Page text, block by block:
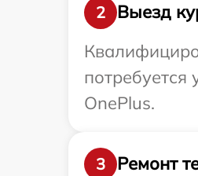
2
Выезд
OnePlus.
3
Ремонт